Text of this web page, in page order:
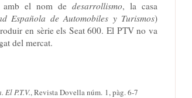
amb el nom de desarrollismo, la casa
Española de Automobiles y Turismos)
en sèrie els Seat 600. El PTV no va
del mercat.
P.T.V., Revista Dovella núm. 1, pàg. 6-7